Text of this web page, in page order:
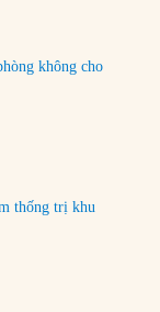
không cho
thống trị khu